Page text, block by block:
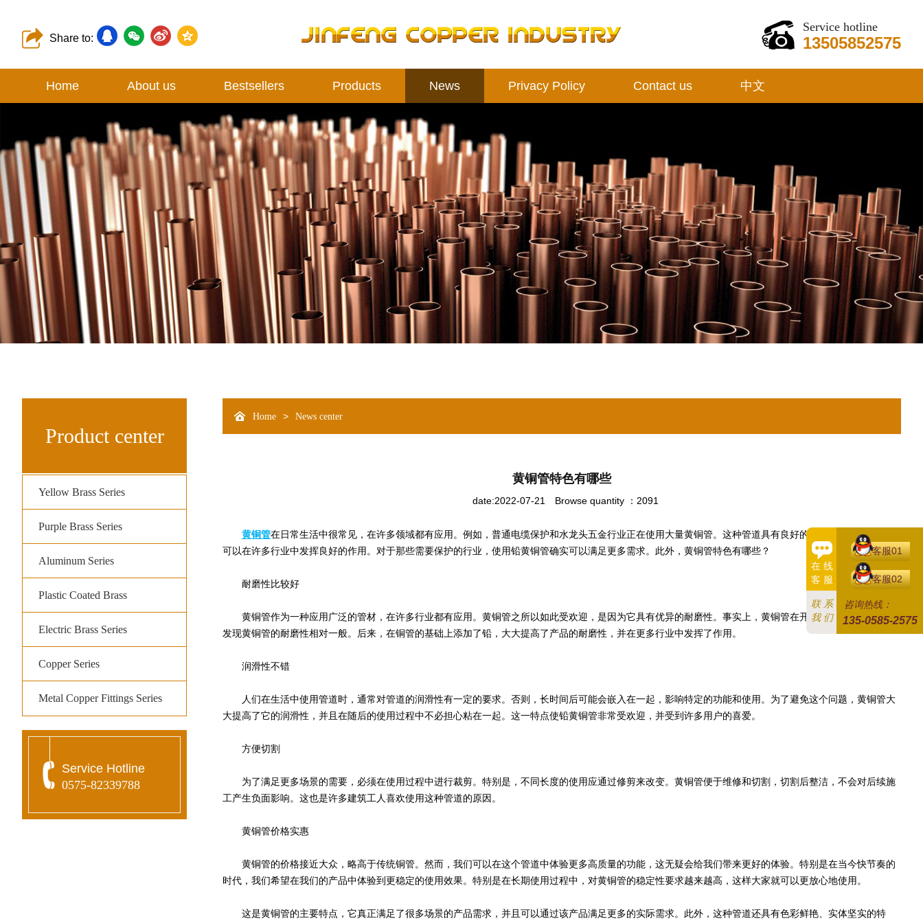
Share to:
Service hotline
13505852575
Home About us Bestsellers Products News Privacy Policy Contact us 中文
Product center
Yellow Brass Series
Purple Brass Series
Aluminum Series
Plastic Coated Brass
Electric Brass Series
Copper Series
Metal Copper Fittings Series
Service Hotline
0575-82339788
Home > News center
黄铜管特色有哪些
date:2022-07-21 Browse quantity ：2091
黄铜管在日常生活中很常见，在许多领域都有应用。例如，普通电缆保护和水龙头五金行业正在使用大量黄铜管。这种管道具有良好的耐磨性和润滑效果，
可以在许多行业中发挥良好的作用。对于那些需要保护的行业，使用铅黄铜管确实可以满足更多需求。此外，黄铜管特色有哪些？
耐磨性比较好
黄铜管作为一种应用广泛的管材，在许多行业都有应用。黄铜管之所以如此受欢迎，是因为它具有优异的耐磨性。事实上，黄铜管在开始时没有添加铅，但
发现黄铜管的耐磨性相对一般。后来，在铜管的基础上添加了铅，大大提高了产品的耐磨性，并在更多行业中发挥了作用。
润滑性不错
人们在生活中使用管道时，通常对管道的润滑性有一定的要求。否则，长时间后可能会嵌入在一起，影响特定的功能和使用。为了避免这个问题，黄铜管大
大提高了它的润滑性，并且在随后的使用过程中不必担心粘在一起。这一特点使铅黄铜管非常受欢迎，并受到许多用户的喜爱。
方便切割
为了满足更多场景的需要，必须在使用过程中进行裁剪。特别是，不同长度的使用应通过修剪来改变。黄铜管便于维修和切割，切割后整洁，不会对后续施
工产生负面影响。这也是许多建筑工人喜欢使用这种管道的原因。
黄铜管价格实惠
黄铜管的价格接近大众，略高于传统铜管。然而，我们可以在这个管道中体验更多高质量的功能，这无疑会给我们带来更好的体验。特别是在当今快节奏的
时代，我们希望在我们的产品中体验到更稳定的使用效果。特别是在长期使用过程中，对黄铜管的稳定性要求越来越高，这样大家就可以更放心地使用。
这是黄铜管的主要特点，它真正满足了很多场景的产品需求，并且可以通过该产品满足更多的实际需求。此外，这种管道还具有色彩鲜艳、实体坚实的特
在 线
客 服
联 系
我 们
客服01
客服02
咨询热线：
135-0585-2575